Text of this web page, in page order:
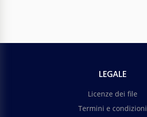
LEGALE
Licenze dei file
Termini e condizioni